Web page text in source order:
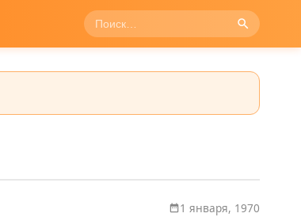
1 января, 1970